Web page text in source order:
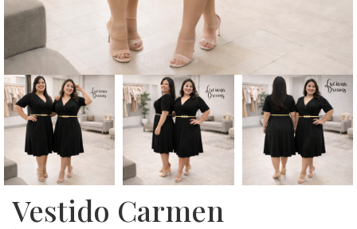
Vestido Carmen